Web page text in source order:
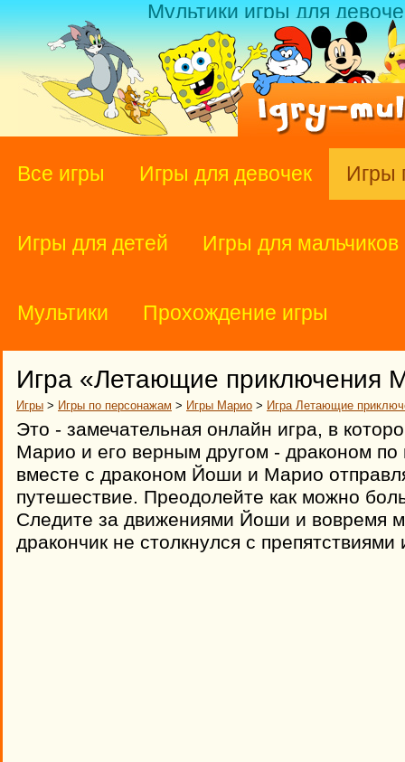
Мультики игры для
Все игры Игры для девочек Игры
Игры для детей Игры для мальчиков
Мультики Прохождение игры
Игра «Летающие приключения
Игры > Игры по персонажам > Игры Марио > Игра Летающие
Это - замечательная онлайн игра, в
Марио и его верным другом - драконом
вместе с драконом Йоши и Марио
путешествие. Преодолейте как можно
Следите за движениями Йоши и вовремя
дракончик не столкнулся с